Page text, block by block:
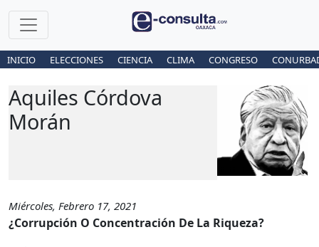
INICIO ELECCIONES CIENCIA CLIMA CONGRESO
Aquiles Córdova
Morán
Miércoles, Febrero 17, 2021
¿Corrupción O Concentración De La Riqueza?